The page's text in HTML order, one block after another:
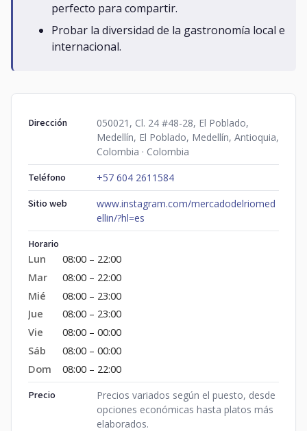
perfecto para compartir.
Probar la diversidad de la gastronomía local e
internacional.
Dirección
050021, Cl. 24 #48-28, El Poblado,
Medellín, El Poblado, Medellín, Antioquia,
Colombia · Colombia
Teléfono +57 604 2611584
Sitio web
www.instagram.com/mercadodelriomed
ellin/?hl=es
Horario
Lun
08:00 – 22:00
Mar
08:00 – 22:00
Mié
08:00 – 23:00
Jue
08:00 – 23:00
Vie
08:00 – 00:00
Sáb
08:00 – 00:00
Dom
08:00 – 22:00
Precio
Precios variados según el puesto, desde
opciones económicas hasta platos más
elaborados.